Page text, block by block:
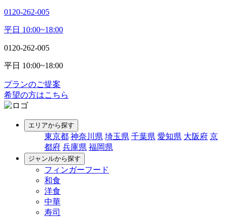
0120-262-005
平日 10:00~18:00
0120-262-005
平日 10:00~18:00
プランのご提案
希望の方はこちら
エリアから探す
東京都 神奈川県 埼玉県 千葉県 愛知県 大阪府 京
都府 兵庫県 福岡県
ジャンルから探す
フィンガーフード
和食
洋食
中華
寿司